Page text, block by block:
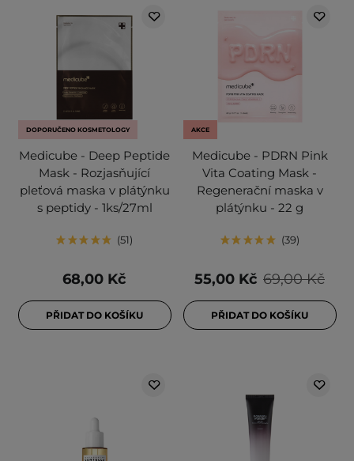
DOPORUČENO KOSMETOLOGY
Medicube - Deep Peptide
Mask - Rozjasňující
pleťová maska v plátýnku
s peptidy - 1ks/27ml
51
68,00 Kč
PŘIDAT DO KOŠÍKU
AKCE
Medicube - PDRN Pink
Vita Coating Mask -
Regenerační maska v
plátýnku - 22 g
39
69,00 Kč
55,00 Kč
PŘIDAT DO KOŠÍKU